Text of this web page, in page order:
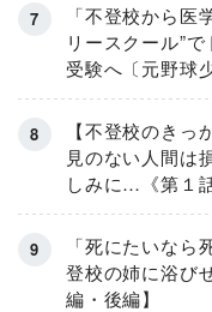
「不登校から医
リースクール”
受験へ〔元野球
【不登校のきっ
見のない人間は
しみに…《第１話
「死にたいなら
登校の姉に浴び
編・後編】